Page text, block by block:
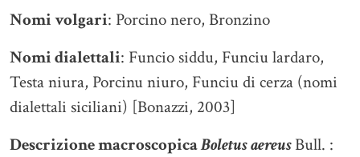
Nomi volgari: Porcino nero, Bronzino
Nomi dialettali: Funcio siddu, Funciu lardaro,
Testa niura, Porcinu niuro, Funciu di cerza (nomi
dialettali siciliani) [Bonazzi, 2003]
Descrizione macroscopicaBoletus aereusBull. :